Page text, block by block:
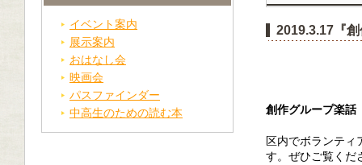
イベント案内
展示案内
おはなし会
映画会
パスファインダー
中高生のための読む本
2019.3.17『
創作グループ楽話
区内でボランティ
す。ぜひご覧くだ